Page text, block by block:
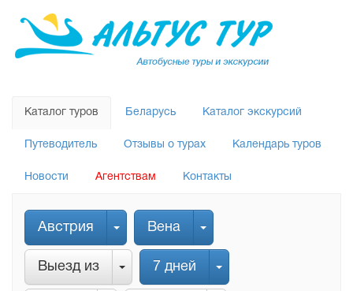
Каталог туров Беларусь Каталог экскурсий
Путеводитель Отзывы о турах Календарь туров
Новости Агентствам Контакты
Австрия Вена
Выезд из 7 дней